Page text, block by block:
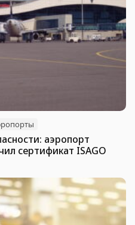
аэропорт
сертификат ISAGO